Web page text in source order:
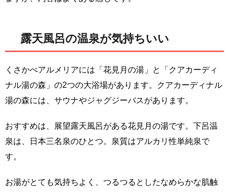
露天風呂の温泉が気持ちいい
くさかべアルメリアには「花見月の湯」と「クアカーディ
ナル湯の森」の2つの大浴場があります。クアカーディナル
湯の森には、サウナやジャグジーバスがあります。
おすすめは、展望露天風呂がある花見月の湯です。下呂温
泉は、日本三名泉のひとつ。泉質はアルカリ性単純泉で
す。
お湯がとても気持ちよく、つるつるとしたなめらかな肌触